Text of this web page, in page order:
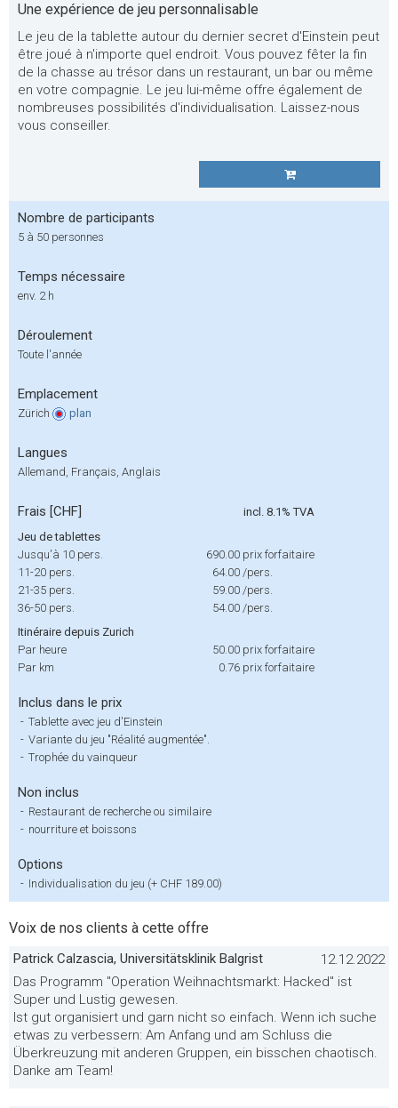
Une expérience de jeu personnalisable
Le jeu de la tablette autour du dernier secret d'Einstein peut
être joué à n'importe quel endroit. Vous pouvez fêter la fin
de la chasse au trésor dans un restaurant, un bar ou même
en votre compagnie. Le jeu lui-même offre également de
nombreuses possibilités d'individualisation. Laissez-nous
vous conseiller.
Nombre de participants
5 à 50 personnes
Temps nécessaire
env. 2 h
Déroulement
Toute l'année
Emplacement
Zürich plan
Langues
Allemand, Français, Anglais
Frais [CHF]
incl. 8.1% TVA
Jeu de tablettes
Jusqu'à 10 pers.
690.00 prix forfaitaire
11-20 pers.
64.00 /pers.
21-35 pers.
59.00 /pers.
36-50 pers.
54.00 /pers.
Itinéraire depuis Zurich
Par heure
50.00 prix forfaitaire
Par km
0.76 prix forfaitaire
Inclus dans le prix
- Tablette avec jeu d'Einstein
- Variante du jeu "Réalité augmentée".
- Trophée du vainqueur
Non inclus
- Restaurant de recherche ou similaire
- nourriture et boissons
Options
- Individualisation du jeu (+ CHF 189.00)
Voix de nos clients à cette offre
Patrick Calzascia, Universitätsklinik Balgrist
12.12.2022
Das Programm "Operation Weihnachtsmarkt: Hacked" ist
Super und Lustig gewesen.
Ist gut organisiert und garn nicht so einfach. Wenn ich suche
etwas zu verbessern: Am Anfang und am Schluss die
Überkreuzung mit anderen Gruppen, ein bisschen chaotisch.
Danke am Team!